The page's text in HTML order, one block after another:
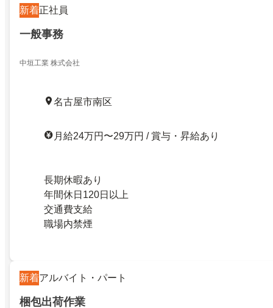
新着正社員
一般事務
中垣工業 株式会社
名古屋市南区
月給24万円〜29万円 / 賞与・昇給あり
長期休暇あり
年間休日120日以上
交通費支給
職場内禁煙
新着アルバイト・パート
梱包出荷作業